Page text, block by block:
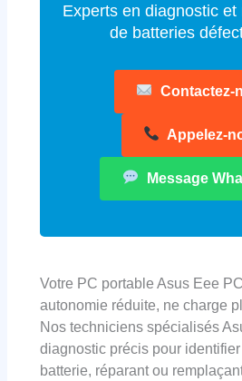
Experts en diagnostic
de batteries
Contactez-
Appelez-
Message
Votre PC portable Asus Eee
autonomie réduite, ne charge
Nos techniciens spécialisés
diagnostic précis pour
batterie, réparant ou